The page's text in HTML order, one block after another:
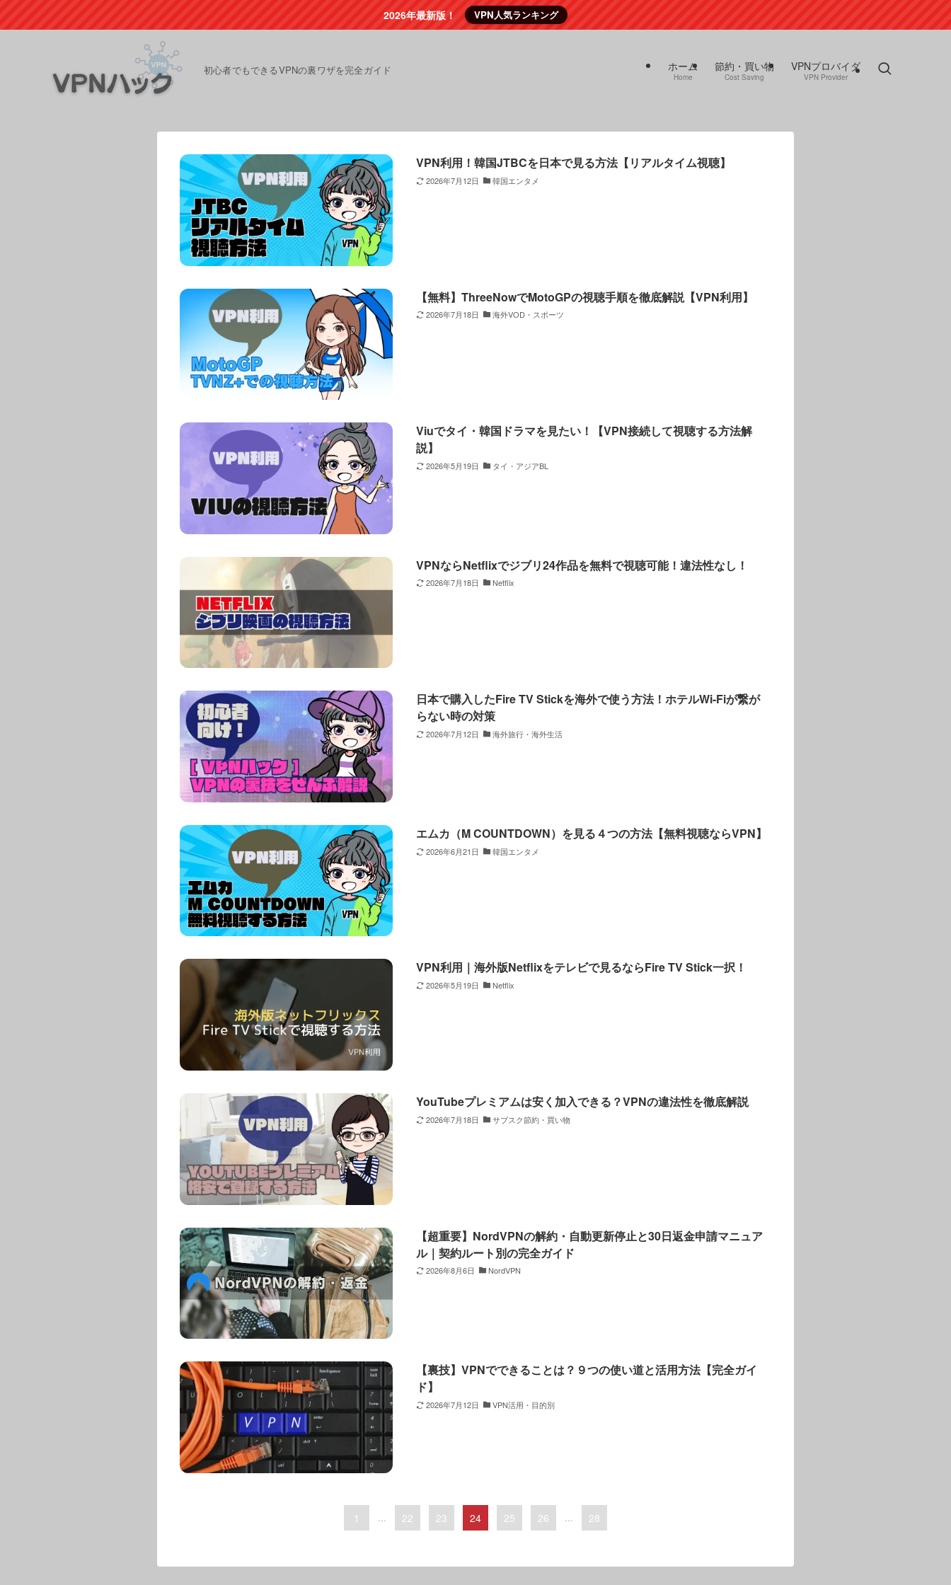
2026年最新版！ VPN人気ランキング
初心者でもできるVPNの裏ワザを完全ガイド ホーム
Home
節約・買い物
Cost Saving
VPNプロバイダ
VPN Provider
VPN利用！韓国JTBCを日本で見る方法【リアルタイム視聴】
2026年7月12日 韓国エンタメ
【無料】ThreeNowでMotoGPの視聴手順を徹底解説【VPN利用】
2026年7月18日 海外VOD・スポーツ
Viuでタイ・韓国ドラマを見たい！【VPN接続して視聴する方法解
説】
2026年5月19日 タイ・アジアBL
VPNならNetflixでジブリ24作品を無料で視聴可能！違法性なし！
2026年7月18日 Netflix
日本で購入したFire TV Stickを海外で使う方法！ホテルWi-Fiが繋が
らない時の対策
2026年7月12日 海外旅行・海外生活
エムカ（M COUNTDOWN）を見る４つの方法【無料視聴ならVPN】
2026年6月21日 韓国エンタメ
VPN利用｜海外版Netflixをテレビで見るならFire TV Stick一択！
2026年5月19日 Netflix
YouTubeプレミアムは安く加入できる？VPNの違法性を徹底解説
2026年7月18日 サブスク節約・買い物
【超重要】NordVPNの解約・自動更新停止と30日返金申請マニュア
ル｜契約ルート別の完全ガイド
2026年8月6日 NordVPN
【裏技】VPNでできることは？９つの使い道と活用方法【完全ガイ
ド】
2026年7月12日 VPN活用・目的別
1 ... 22 23 24 25 26 ... 28